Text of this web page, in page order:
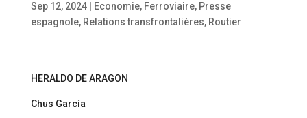
Sep 12, 2024| Economie, Ferroviaire, Presse
espagnole, Relations transfrontalières, Routier
HERALDO DE ARAGON
Chus García